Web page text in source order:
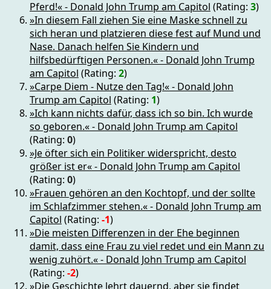
Pferd!« - Donald John Trump am Capitol (Rating: 3)
»In diesem Fall ziehen Sie eine Maske schnell zu
sich heran und platzieren diese fest auf Mund und
Nase. Danach helfen Sie Kindern und
hilfsbedürftigen Personen.« - Donald John Trump
am Capitol (Rating: 2)
»Carpe Diem - Nutze den Tag!« - Donald John
Trump am Capitol (Rating: 1)
»Ich kann nichts dafür, dass ich so bin. Ich wurde
so geboren.« - Donald John Trump am Capitol
(Rating: 0)
»Je öfter sich ein Politiker widerspricht, desto
größer ist er« - Donald John Trump am Capitol
(Rating: 0)
»Frauen gehören an den Kochtopf, und der sollte
im Schlafzimmer stehen.« - Donald John Trump am
Capitol (Rating: -1)
»Die meisten Differenzen in der Ehe beginnen
damit, dass eine Frau zu viel redet und ein Mann zu
wenig zuhört.« - Donald John Trump am Capitol
(Rating: -2)
»Die Geschichte lehrt dauernd, aber sie findet